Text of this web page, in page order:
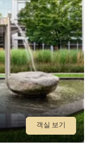
객실 보기